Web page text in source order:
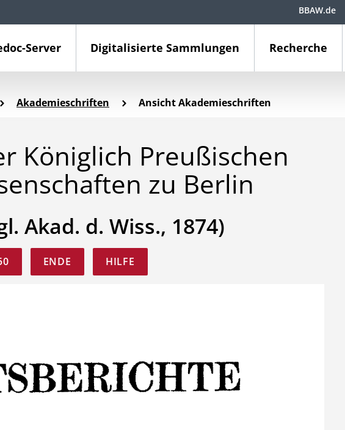
Server Digitalisierte Sammlungen Recherche
BBAW.de
Akademieschriften Ansicht Akademieschriften
Königlich Preußischen
zu Berlin
Akad. d. Wiss., 1874)
ENDE HILFE